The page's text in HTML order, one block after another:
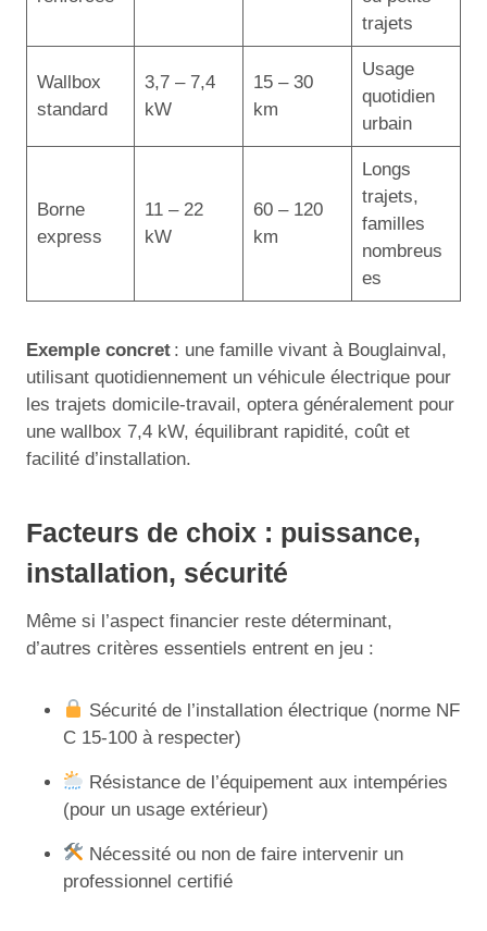
trajets
Wallbox
standard
3,7 – 7,4
kW
15 – 30
km
Usage
quotidien
urbain
Borne
express
11 – 22
kW
60 – 120
km
Longs
trajets,
familles
nombreus
es
Exemple concret : une famille vivant à Bouglainval,
utilisant quotidiennement un véhicule électrique pour
les trajets domicile-travail, optera généralement pour
une wallbox 7,4 kW, équilibrant rapidité, coût et
facilité d’installation.
Facteurs de choix : puissance,
installation, sécurité
Même si l’aspect financier reste déterminant,
d’autres critères essentiels entrent en jeu :
Sécurité de l’installation électrique (norme NF
C 15-100 à respecter)
Résistance de l’équipement aux intempéries
(pour un usage extérieur)
Nécessité ou non de faire intervenir un
professionnel certifié